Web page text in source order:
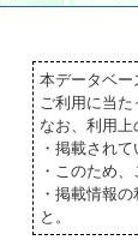
本データベー
ご利用に当た
なお、利用上
・掲載され
・このため
・掲載情報
と。